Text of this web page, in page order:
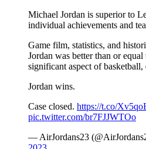
Michael Jordan is superior to
individual achievements and
Game film, statistics, and
Jordan was better than or
significant aspect of basketball,
Jordan wins.
Case closed. https://t.co/
pic.twitter.com/br7FJJWTOo
— AirJordans23